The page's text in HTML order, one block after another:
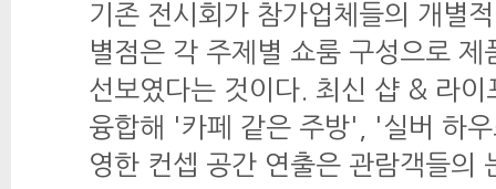
기존 전시회가 참가업체들의 개별
별점은 각 주제별 쇼룸 구성으로
선보였다는 것이다. 최신 샵 & 라
융합해 '카페 같은 주방', '실버 하
영한 컨셉 공간 연출은 관람객들의